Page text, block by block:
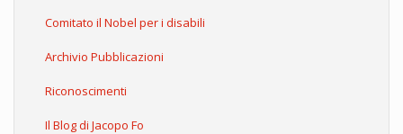
Comitato il Nobel per i disabili
Archivio Pubblicazioni
Riconoscimenti
Il Blog di Jacopo Fo